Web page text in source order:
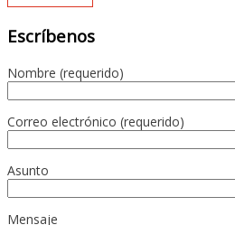
Escríbenos
Nombre (requerido)
Correo electrónico (requerido)
Asunto
Mensaje